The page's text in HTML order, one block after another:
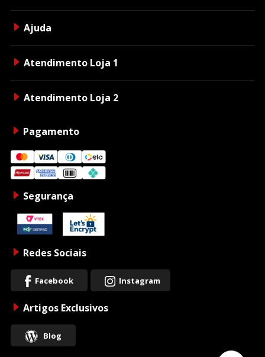
Ajuda
Atendimento Loja 1
Atendimento Loja 2
Pagamento
Segurança
Redes Sociais
Facebook Instagram
Artigos Exclusivos
Blog